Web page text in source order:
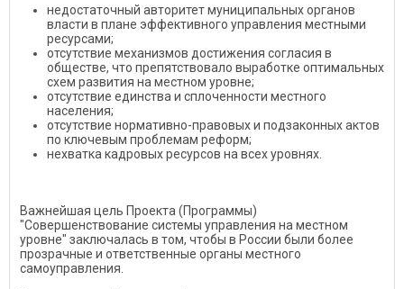
недостаточный авторитет муниципальных органов
власти в плане эффективного управления местными
ресурсами;
отсутствие механизмов достижения согласия в
обществе, что препятствовало выработке оптимальных
схем развития на местном уровне;
отсутствие единства и сплоченности местного
населения;
отсутствие нормативно-правовых и подзаконных актов
по ключевым проблемам реформ;
нехватка кадровых ресурсов на всех уровнях.
Важнейшая цель Проекта (Программы)
"Совершенствование системы управления на местном
уровне" заключалась в том, чтобы в России были более
прозрачные и ответственные органы местного
самоуправления.